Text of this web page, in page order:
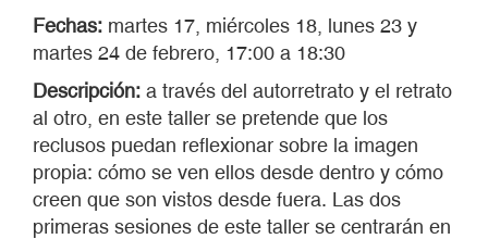
Fechas: martes 17, miércoles 18, lunes 23 y
martes 24 de febrero, 17:00 a 18:30
Descripción: a través del autorretrato y el retrato
al otro, en este taller se pretende que los
reclusos puedan reflexionar sobre la imagen
propia: cómo se ven ellos desde dentro y cómo
creen que son vistos desde fuera. Las dos
primeras sesiones de este taller se centrarán en